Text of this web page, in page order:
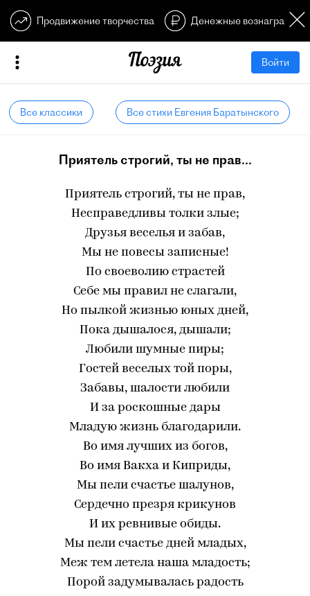
Продвижение творчества Денежные
Войти
Все классики Все стихи Евгения Баратынского
Приятель строгий, ты не прав...
Приятель строгий, ты не прав,
Несправедливы толки злые;
Друзья веселья и забав,
Мы не повесы записные!
По своеволию страстей
Себе мы правил не слагали,
Но пылкой жизнью юных дней,
Пока дышалося, дышали;
Любили шумные пиры;
Гостей веселых той поры,
Забавы, шалости любили
И за роскошные дары
Младую жизнь благодарили.
Во имя лучших из богов,
Во имя Вакха и Киприды,
Мы пели счастье шалунов,
Сердечно презря крикунов
И их ревнивые обиды.
Мы пели счастье дней младых,
Меж тем летела наша младость;
Порой задумывалась радость